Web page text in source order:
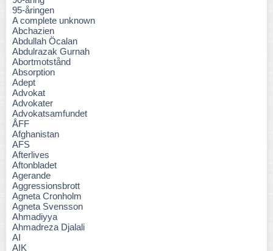
95-åringen
A complete unknown
Abchazien
Abdullah Öcalan
Abdulrazak Gurnah
Abortmotstånd
Absorption
Adept
Advokat
Advokater
Advokatsamfundet
ÅFF
Afghanistan
AFS
Afterlives
Aftonbladet
Agerande
Aggressionsbrott
Agneta Cronholm
Agneta Svensson
Ahmadiyya
Ahmadreza Djalali
AI
AIK